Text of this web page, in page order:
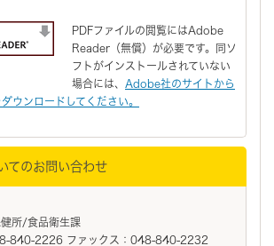
PDFファイルの閲覧にはAdobe
Reader（無償）が必要です。同ソ
フトがインストールされていない
場合には、 Adobe社のサイトから
ウンロードしてください。
てのお問い合わせ
健所/食品衛生課
840-2226 ファックス：048-840-2232